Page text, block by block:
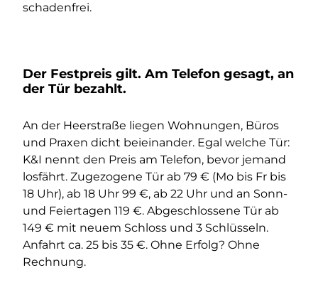
schadenfrei.
Der Festpreis gilt. Am Telefon gesagt, an
der Tür bezahlt.
An der Heerstraße liegen Wohnungen, Büros
und Praxen dicht beieinander. Egal welche Tür:
K&I nennt den Preis am Telefon, bevor jemand
losfährt. Zugezogene Tür ab 79 € (Mo bis Fr bis
18 Uhr), ab 18 Uhr 99 €, ab 22 Uhr und an Sonn-
und Feiertagen 119 €. Abgeschlossene Tür ab
149 € mit neuem Schloss und 3 Schlüsseln.
Anfahrt ca. 25 bis 35 €. Ohne Erfolg? Ohne
Rechnung.